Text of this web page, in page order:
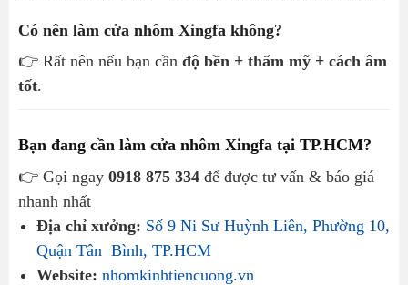
Có nên làm cửa nhôm Xingfa không?
👉 Rất nên nếu bạn cần độ bền + thẩm mỹ + cách âm
tốt.
Bạn đang cần làm cửa nhôm Xingfa tại TP.HCM?
👉 Gọi ngay 0918 875 334 để được tư vấn & báo giá
nhanh nhất
Địa chỉ xưởng: Số 9 Ni Sư Huỳnh Liên, Phường 10,
Quận Tân Bình, TP.HCM
Website: nhomkinhtiencuong.vn